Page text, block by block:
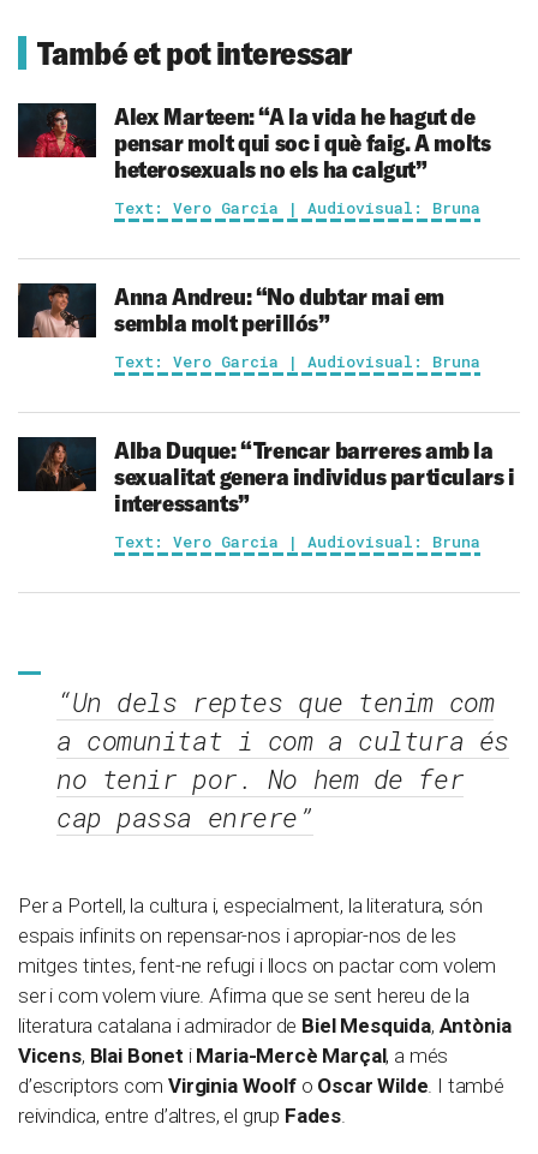
També et pot interessar
Alex Marteen: “A la vida he hagut de
pensar molt qui soc i què faig. A molts
heterosexuals no els ha calgut”
Text: Vero Garcia | Audiovisual: Bruna
Anna Andreu: “No dubtar mai em
sembla molt perillós”
Text: Vero Garcia | Audiovisual: Bruna
Alba Duque: “Trencar barreres amb la
sexualitat genera individus particulars i
interessants”
Text: Vero Garcia | Audiovisual: Bruna
“Un dels reptes que tenim com
a comunitat i com a cultura és
no tenir por. No hem de fer
cap passa enrere”
Per a Portell, la cultura i, especialment, la literatura, són
espais infinits on repensar-nos i apropiar-nos de les
mitges tintes, fent-ne refugi i llocs on pactar com volem
ser i com volem viure. Afirma que se sent hereu de la
literatura catalana i admirador de Biel Mesquida, Antònia
Vicens, Blai Bonet i Maria-Mercè Marçal, a més
d’escriptors com Virginia Woolfo Oscar Wilde . I també
reivindica, entre d’altres, el grup Fades